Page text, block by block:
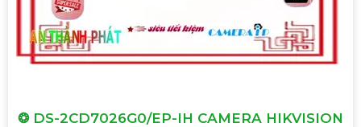
❂ DS-2CD7026G0/EP-IH CAMERA HIKVISION